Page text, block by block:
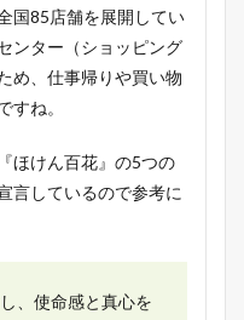
国85店舗を展開してい
ンター（ショッピング
め、仕事帰りや買い物
すね。
ほけん百花』の5つの
言しているので参考に
、使命感と真心を